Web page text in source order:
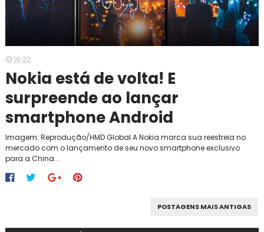
16:22
Nokia está de volta! E
surpreende ao lançar
smartphone Android
Imagem: Reprodução/HMD Global A Nokia marca sua reestreia no
mercado com o lançamento de seu novo smartphone exclusivo
para a China...
POSTAGENS MAIS ANTIGAS